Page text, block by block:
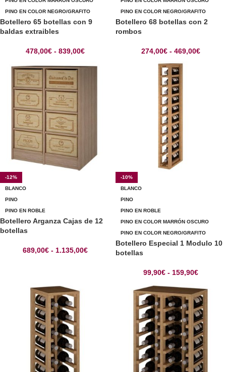
PINO EN COLOR NEGRO/GRAFITO
Botellero 65 botellas con 9
baldas extraibles
478,00€ - 839,00€
PINO EN COLOR NEGRO/GRAFITO
Botellero 68 botellas con 2
rombos
274,00€ - 469,00€
-12%
BLANCO
PINO
PINO EN ROBLE
Botellero Arganza Cajas de 12
botellas
689,00€ - 1.135,00€
-10%
BLANCO
PINO
PINO EN ROBLE
PINO EN COLOR MARRÓN OSCURO
PINO EN COLOR NEGRO/GRAFITO
Botellero Especial 1 Modulo 10
botellas
99,90€ - 159,90€